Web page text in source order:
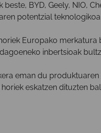
BYD, Geely, NIO,
potentzial
Europako
inbertsioak
eman du
eskatzen dituzten